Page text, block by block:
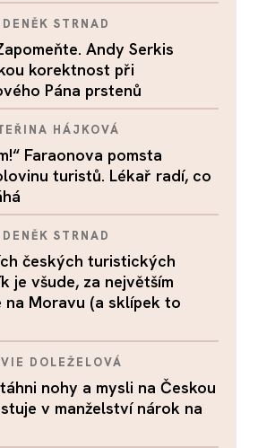
STRNAD
Andy Serkis
korektnost při
Pána prstenů
HÁJKOVÁ
Faraonova pomsta
turistů. Lékař radí, co
STRNAD
českých turistických
je všude, za největším
na Moravu (a sklípek to
DOLEŽELOVÁ
nohy a mysli na Českou
v manželství nárok na